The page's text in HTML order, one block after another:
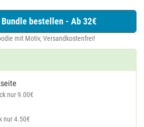
bestellen - Ab 32€
mit Motiv, Versandkostenfrei!
nur 9.00€
nur 4.50€